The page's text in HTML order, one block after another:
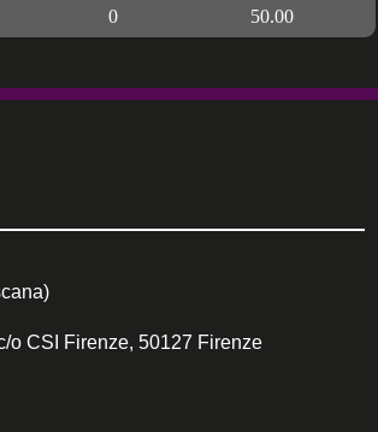
0 50.00
o CSI Firenze, 50127 Firenze